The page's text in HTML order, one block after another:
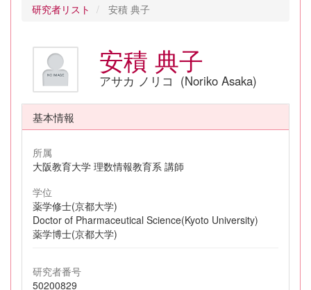
研究者リスト 安積 典子
安積 典子
アサカ ノリコ (Noriko Asaka)
基本情報
所属
大阪教育大学 理数情報教育系 講師
学位
薬学修士(京都大学)
Doctor of Pharmaceutical Science(Kyoto University)
薬学博士(京都大学)
研究者番号
50200829